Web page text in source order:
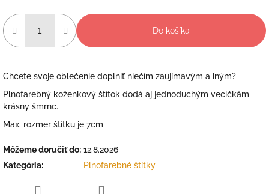
Do košíka
Chcete svoje oblečenie doplniť niečím zaujímavým a iným?
Plnofarebný koženkový štítok dodá aj jednoduchým vecičkám
krásny šmrnc.
Max. rozmer štítku je 7cm
Môžeme doručiť do: 12.8.2026
Kategória: Plnofarebné štítky